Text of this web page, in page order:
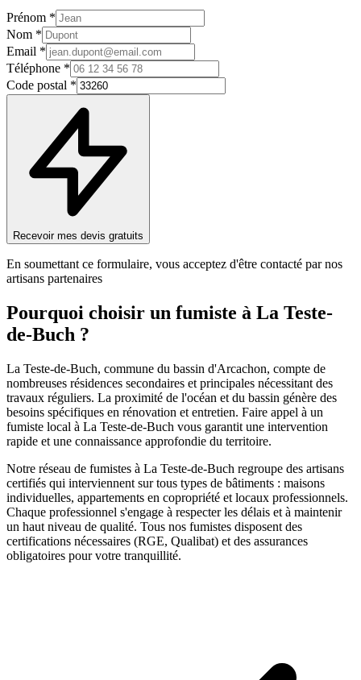
Prénom *
Nom *
Email *
Téléphone *
Code postal *
Recevoir mes devis gratuits
En soumettant ce formulaire, vous acceptez d'être contacté par nos
artisans partenaires
Pourquoi choisir un fumiste à La Teste-
de-Buch ?
La Teste-de-Buch, commune du bassin d'Arcachon, compte de
nombreuses résidences secondaires et principales nécessitant des
travaux réguliers. La proximité de l'océan et du bassin génère des
besoins spécifiques en rénovation et entretien. Faire appel à un
fumiste local à La Teste-de-Buch vous garantit une intervention
rapide et une connaissance approfondie du territoire.
Notre réseau de fumistes à La Teste-de-Buch regroupe des artisans
certifiés qui interviennent sur tous types de bâtiments : maisons
individuelles, appartements en copropriété et locaux professionnels.
Chaque professionnel s'engage à respecter les délais et à maintenir
un haut niveau de qualité. Tous nos fumistes disposent des
certifications nécessaires (RGE, Qualibat) et des assurances
obligatoires pour votre tranquillité.